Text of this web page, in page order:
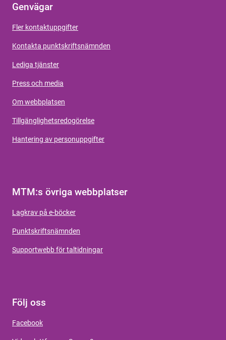
Genvägar
Fler kontaktuppgifter
Kontakta punktskriftsnämnden
Lediga tjänster
Press och media
Om webbplatsen
Tillgänglighetsredogörelse
Hantering av personuppgifter
MTM:s övriga webbplatser
Lagkrav på e-böcker
Punktskriftsnämnden
Supportwebb för taltidningar
Följ oss
Facebook